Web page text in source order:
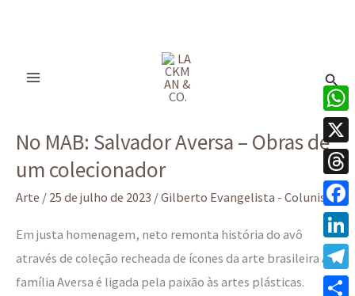
No MAB: Salvador Aversa – Obras de
um colecionador
Arte / 25 de julho de 2023 /Gilberto Evangelista - Colunista
Em justa homenagem, neto remonta história do avô
através de coleção recheada de ícones da arte brasileira A
família Aversa é ligada pela paixão às artes plásticas.
MAB:
Salvador
Aversa
Obras
de
um
X